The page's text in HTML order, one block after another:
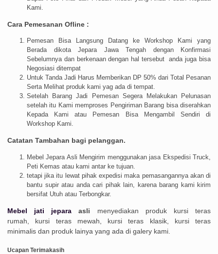
Kami.
Cara Pemesanan Ofline :
Pemesan Bisa Langsung Datang ke Workshop Kami yang
Berada dikota Jepara Jawa Tengah dengan Konfirmasi
Sebelumnya dan berkenaan dengan hal tersebut anda juga bisa
Negosiasi ditempat
Untuk Tanda Jadi Harus Memberikan DP 50% dari Total Pesanan
Serta Melihat produk kami yag ada di tempat.
Setelah Barang Jadi Pemesan Segera Melakukan Pelunasan
setelah itu Kami memproses Pengiriman Barang bisa diserahkan
Kepada Kami atau Pemesan Bisa Mengambil Sendiri di
Workshop Kami.
Catatan Tambahan bagi pelanggan.
Mebel Jepara Asli Mengirim menggunakan jasa Ekspedisi Truck,
Peti Kemas atau kami antar ke tujuan.
tetapi jika itu lewat pihak expedisi maka pemasangannya akan di
bantu supir atau anda cari pihak lain, karena barang kami kirim
bersifat Utuh atau Terbongkar.
Mebel jati jepara asli menyediakan produk kursi teras
rumah, kursi teras mewah, kursi teras klasik, kursi teras
minimalis dan produk lainya yang ada di galery kami.
Ucapan Terimakasih